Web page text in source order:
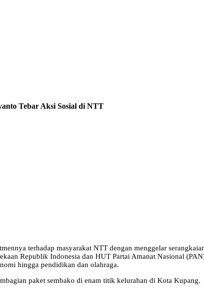
Tebar Aksi Sosial di NTT
terhadap masyarakat NTT dengan menggelar
Republik Indonesia dan HUT Partai Amanat Nasional
hingga pendidikan dan olahraga.
paket sembako di enam titik kelurahan di Kota Kupang.